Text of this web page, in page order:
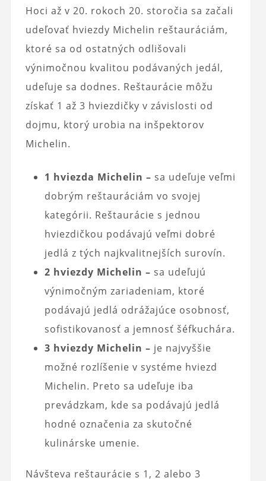
Hoci až v 20. rokoch 20. storočia sa začali
udeľovať hviezdy Michelin reštauráciám,
ktoré sa od ostatných odlišovali
výnimočnou kvalitou podávaných jedál,
udeľuje sa dodnes. Reštaurácie môžu
získať 1 až 3 hviezdičky v závislosti od
dojmu, ktorý urobia na inšpektorov
Michelin.
1 hviezda Michelin – sa udeľuje veľmi
dobrým reštauráciám vo svojej
kategórii. Reštaurácie s jednou
hviezdičkou podávajú veľmi dobré
jedlá z tých najkvalitnejších surovín.
2 hviezdy Michelin – sa udeľujú
výnimočným zariadeniam, ktoré
podávajú jedlá odrážajúce osobnosť,
sofistikovanosť a jemnosť šéfkuchára.
3 hviezdy Michelin – je najvyššie
možné rozlíšenie v systéme hviezd
Michelin. Preto sa udeľuje iba
prevádzkam, kde sa podávajú jedlá
hodné označenia za skutočné
kulinárske umenie.
Návšteva reštaurácie s 1, 2 alebo 3